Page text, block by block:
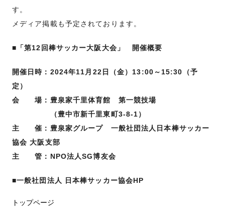
す。
メディア掲載も予定されております。
■ 「第12回棒サッカー大阪大会」 開催概要
開催日時：2024年11月22日（金）13:00～15:30（予
定）
会 場：豊泉家千里体育館 第一競技場
（豊中市新千里東町3-8-1）
主 催：豊泉家グループ 一般社団法人日本棒サッカー
協会 大阪支部
主 管：NPO法人SG博友会
■一般社団法人 日本棒サッカー協会HP
トップページ